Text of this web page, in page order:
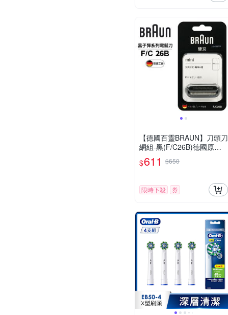
【德國百靈BRAUN】刀頭刀
網組-黑(F/C26B)德國原裝
公司貨(適用黑子彈系列)
$611 $650
限時下殺 券